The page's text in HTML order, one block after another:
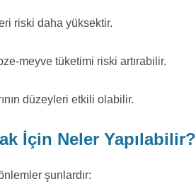
riski daha yüksektir.
meyve tüketimi riski artırabilir.
düzeyleri etkili olabilir.
İçin Neler Yapılabilir?
şunlardır: